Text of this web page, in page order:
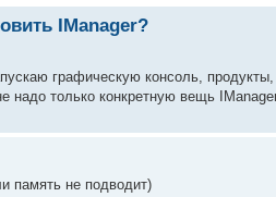
IManager?
графическую консоль,
надо только конкретную вещь
память не подводит)